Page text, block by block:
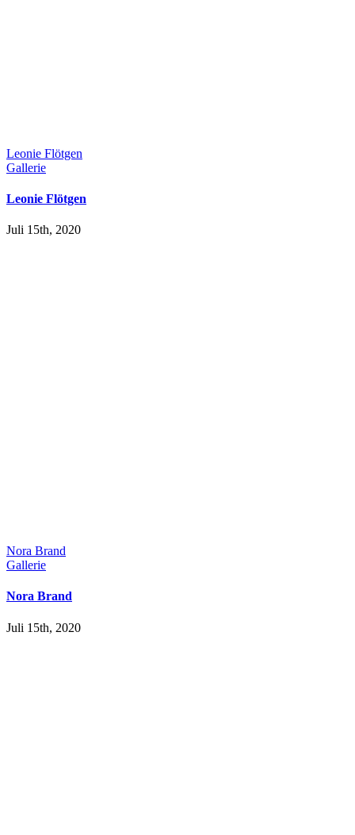
Leonie Flötgen
Gallerie
Leonie Flötgen
Juli 15th, 2020
Nora Brand
Gallerie
Nora Brand
Juli 15th, 2020